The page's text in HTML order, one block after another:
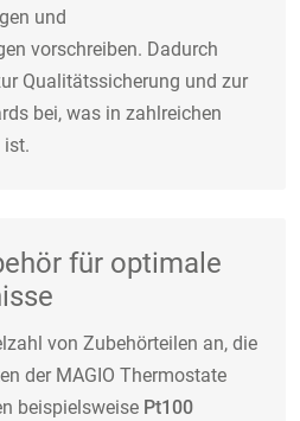
und
vorschreiben. Dadurch
Qualitätssicherung und zur
bei, was in zahlreichen
ist.
für optimale
von Zubehörteilen an, die
der MAGIO Thermostate
beispielsweise Pt100